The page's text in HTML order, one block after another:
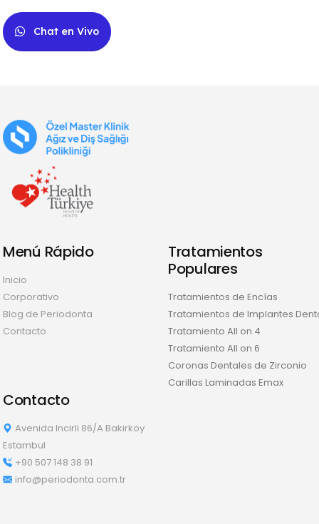
Chat en Vivo
Menú Rápido
Inicio
Corporativo
Blog de Periodonta
Contacto
Tratamientos
Populares
Tratamientos de Encías
Tratamientos de Implantes
Tratamiento All on 4
Tratamiento All on 6
Coronas Dentales de Zirconio
Carillas Laminadas Emax
Contacto
Avenida Incirli 86/A Bakirkoy
Estambul
+90 507 148 38 91
info@periodonta.com.tr